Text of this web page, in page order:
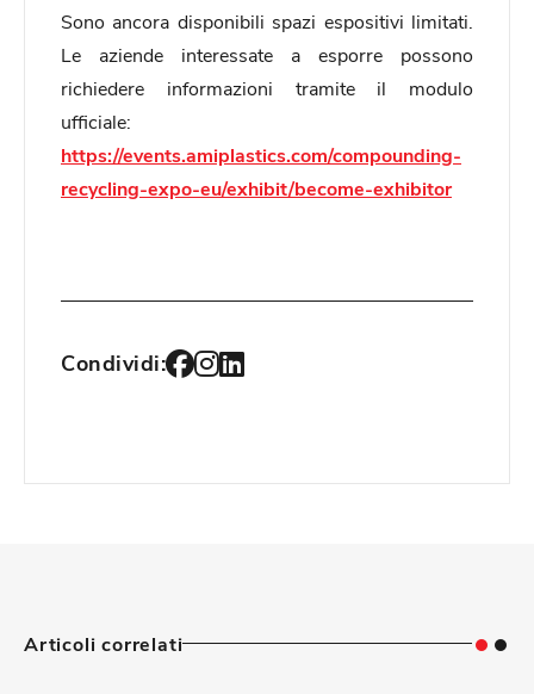
Sono ancora disponibili spazi espositivi limitati.
Le aziende interessate a esporre possono
richiedere informazioni tramite il modulo
ufficiale:
https://events.amiplastics.com/compounding-
recycling-expo-eu/exhibit/become-exhibitor
Condividi:
Articoli correlati